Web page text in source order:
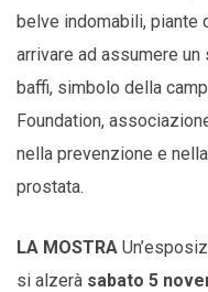
belve indomabili, piante
arrivare ad assumere
baffi, simbolo della
Foundation,
nella prevenzione e
prostata.
LA MOSTRA
si alzerà sabato 5